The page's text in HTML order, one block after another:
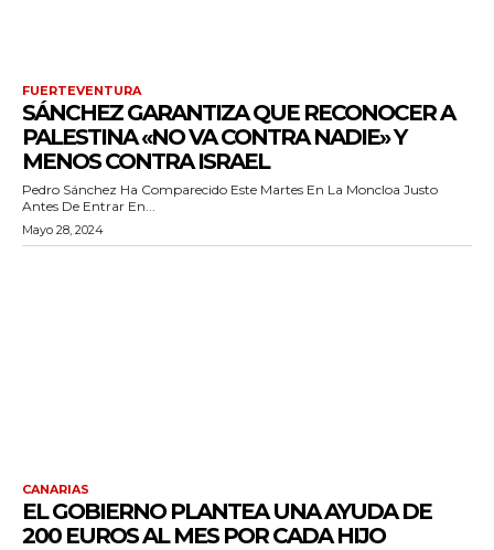
FUERTEVENTURA
SÁNCHEZ GARANTIZA QUE RECONOCER A
PALESTINA «NO VA CONTRA NADIE» Y
MENOS CONTRA ISRAEL
Pedro Sánchez Ha Comparecido Este Martes En La Moncloa Justo
Antes De Entrar En...
Mayo 28, 2024
CANARIAS
EL GOBIERNO PLANTEA UNA AYUDA DE
200 EUROS AL MES POR CADA HIJO